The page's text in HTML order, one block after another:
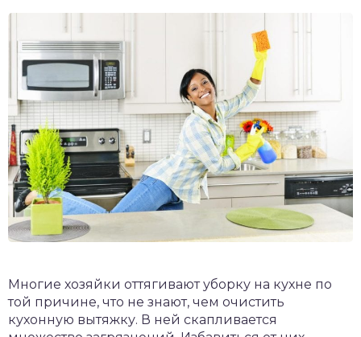
Многие хозяйки оттягивают уборку на кухне по
той причине, что не знают, чем очистить
кухонную вытяжку. В ней скапливается